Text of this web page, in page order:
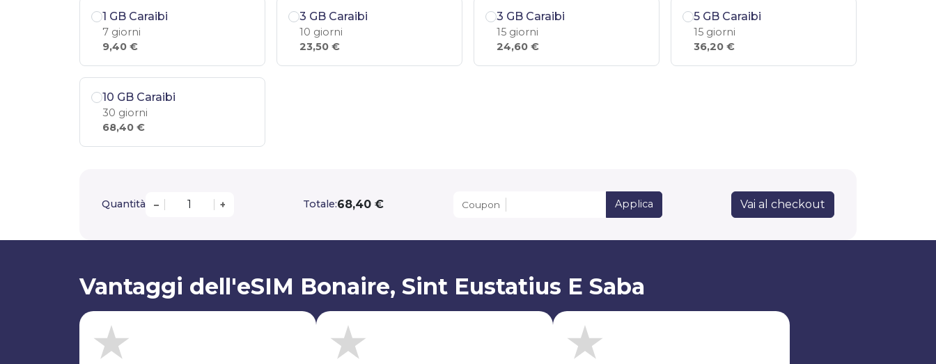
1 GB Caraibi
7 giorni
9,40 €
3 GB Caraibi
10 giorni
23,50 €
3 GB Caraibi
15 giorni
24,60 €
5 GB Caraibi
15 giorni
36,20 €
10 GB Caraibi
30 giorni
68,40 €
Quantità – + Totale:68,40 € Coupon Applica Vai al checkout
Vantaggi dell'eSIM Bonaire, Sint Eustatius E Saba